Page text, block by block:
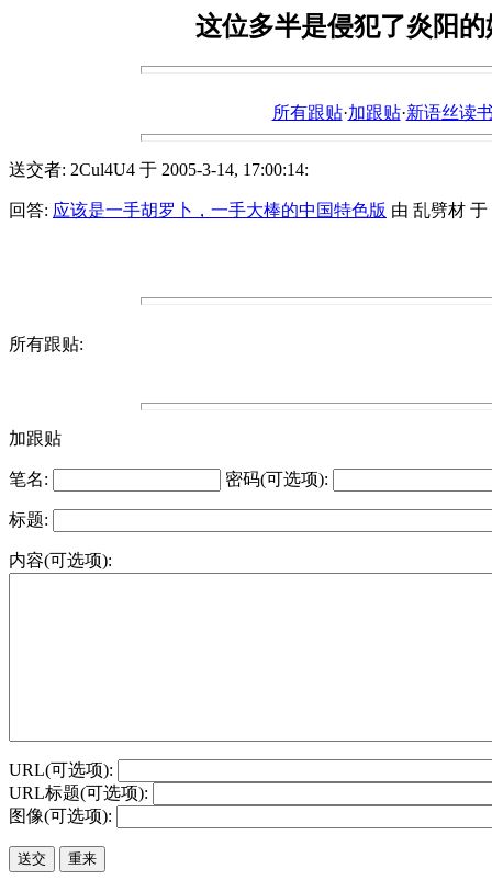
这位多半是侵犯了炎阳
所有跟贴·加跟贴·新语丝读
送交者: 2Cul4U4 于 2005-3-14, 17:00:14:
回答: 应该是一手胡罗卜，一手大棒的中国特色版 由 乱劈材 于
所有跟贴:
加跟贴
笔名: 密码(可选项):
标题:
内容(可选项):
URL(可选项):
URL标题(可选项):
图像(可选项):